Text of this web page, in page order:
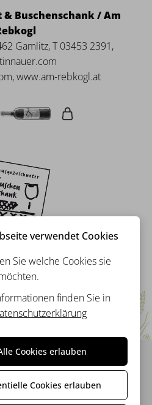
verwendet Cookies
Sie welche Cookies sie
finden Sie in
Cookies erlauben
Cookies erlauben
Buschenschank / Am
Gamlitz, T 03453 2391,
www.am-rebkogl.at
externer Dateien nicht
Karte nicht angezeigt